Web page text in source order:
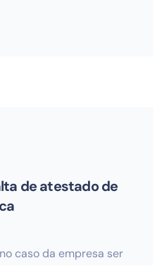
de atestado de
caso da empresa ser